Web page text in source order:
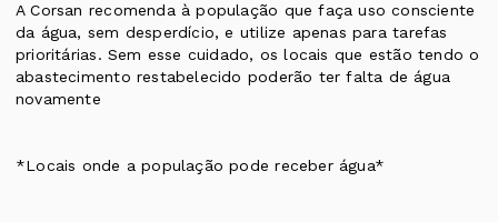
A Corsan recomenda à população que faça uso consciente
da água, sem desperdício, e utilize apenas para tarefas
prioritárias. Sem esse cuidado, os locais que estão tendo o
abastecimento restabelecido poderão ter falta de água
novamente
*Locais onde a população pode receber água*